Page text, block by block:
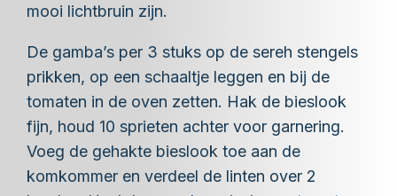
mooi lichtbruin zijn.
De gamba’s per 3 stuks op de sereh stengels
prikken, op een schaaltje leggen en bij de
tomaten in de oven zetten. Hak de bieslook
fijn, houd 10 sprieten achter voor garnering.
Voeg de gehakte bieslook toe aan de
komkommer en verdeel de linten over 2